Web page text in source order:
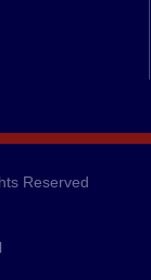
Reserved